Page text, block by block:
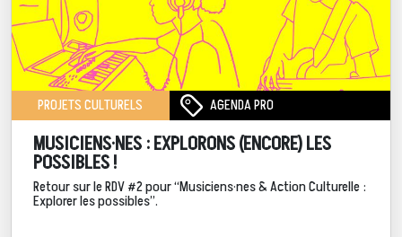
PROJETS CULTURELS AGENDA PRO
MUSICIENS·NES : EXPLORONS (ENCORE) LES
POSSIBLES !
Retour sur le RDV #2 pour “Musiciens·nes & Action Culturelle :
Explorer les possibles”.